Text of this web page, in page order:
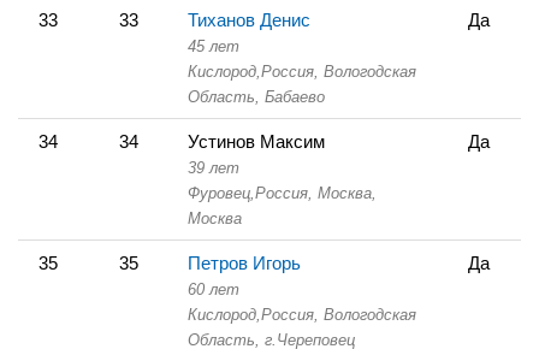
33 33 Тиханов Денис
45 лет
Кислород, Россия, Вологодская
Область, Бабаево
Да
34 34 Устинов Максим
39 лет
Фуровец, Россия, Москва,
Москва
Да
35 35 Петров Игорь
60 лет
Кислород, Россия, Вологодская
Область, г.Череповец
Да